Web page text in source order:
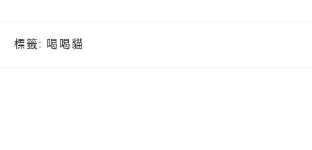
標籤: 喝喝貓